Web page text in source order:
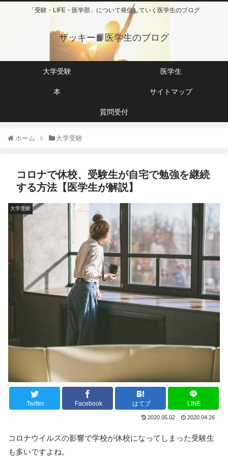
「受験・LIFE・医学部」について発信していく医学生のブログ
ザッキー📙医学生のブログ
大学受験 医学生
本 サイトマップ
質問受付
ホーム 大学受験
コロナで休校、受験生が自宅で勉強を継続
する方法【医学生が解説】
大学受験
Twitter Facebook はてブ LINE
2020.05.02 2020.04.26
コロナウイルスの影響で学校が休校になってしまった受験生
も多いですよね。